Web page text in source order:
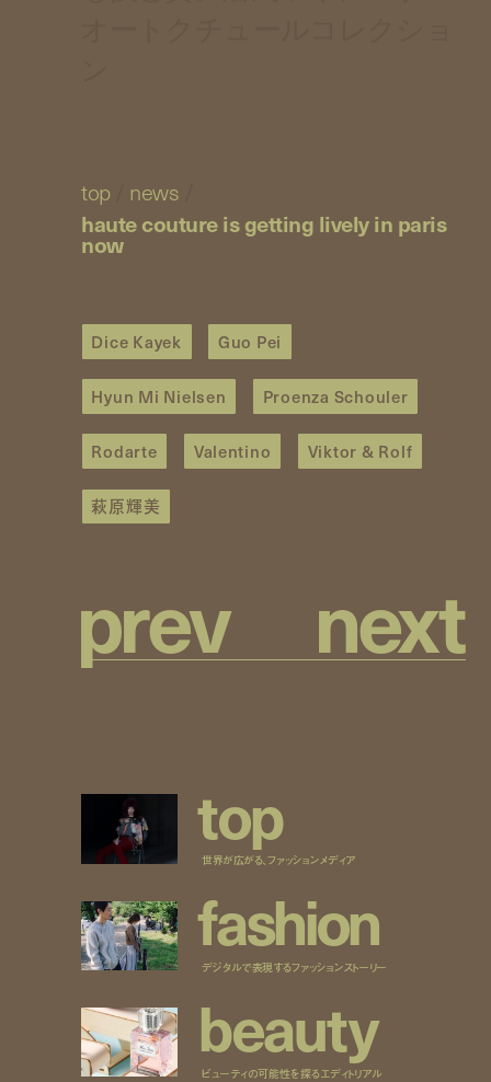
top/ news
haute couture is getting lively in paris
now
Dice Kayek Guo Pei
Hyun Mi Nielsen Proenza Schouler
Rodarte Valentino Viktor & Rolf
萩原輝美
prev next
top
世界が広がる、ファッションメディア
fashion
デジタルで表現するファッションストーリー
beauty
ビューティの可能性を探るエディトリアル